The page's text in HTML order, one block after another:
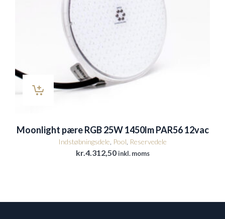
Moonlight pære RGB 25W 1450lm PAR56 12vac
Indstøbningsdele Pool Reservedele
kr.4.312,50 inkl. moms